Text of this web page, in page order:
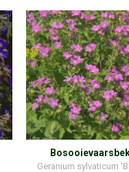
Geranium sylvaticum